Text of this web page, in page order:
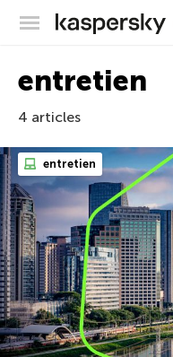
entretien
4 articles
entretien